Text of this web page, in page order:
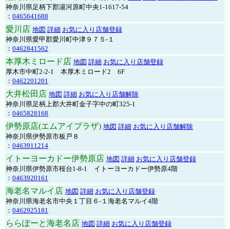
神奈川県足柄下郡湯河原町中央1-1617-54
： 0465641688
愛川店 地図 詳細 お気に入り店舗登録
神奈川県愛甲郡愛川町中津９７５-１
： 0462841562
本厚木ミロード店 地図 詳細 お気に入り店舗登録
厚木市中町2-2-1 本厚木ミロード2 6F
： 0462201201
大井松田店 地図 詳細 お気に入り店舗解除
神奈川県足柄上郡大井町金子字中の町325-1
： 0465828168
伊勢原店(エムアイプラザ) 地図 詳細 お気に入り店舗解除
神奈川県伊勢原市板戸８
： 0463911214
イトーヨーカドー伊勢原店 地図 詳細 お気に入り店舗登録
神奈川県伊勢原市桜台1-8-1 イトーヨーカドー伊勢原4階
： 0463920161
海老名マルイ店 地図 詳細 お気に入り店舗登録
神奈川県海老名市中央１丁目６-１海老名マルイ4階
： 0462925181
ららぽーと海老名店 地図 詳細 お気に入り店舗登録